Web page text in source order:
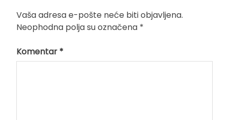
Vaša adresa e-pošte neće biti objavljena.
Neophodna polja su označena *
Komentar *